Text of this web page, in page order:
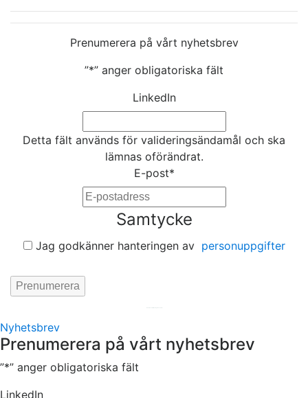
Prenumerera på vårt nyhetsbrev
”*” anger obligatoriska fält
LinkedIn
Detta fält används för valideringsändamål och ska
lämnas oförändrat.
E-post*
Samtycke
Jag godkänner hanteringen av personuppgifter
Nyhetsbrev
Prenumerera på vårt nyhetsbrev
”*” anger obligatoriska fält
LinkedIn